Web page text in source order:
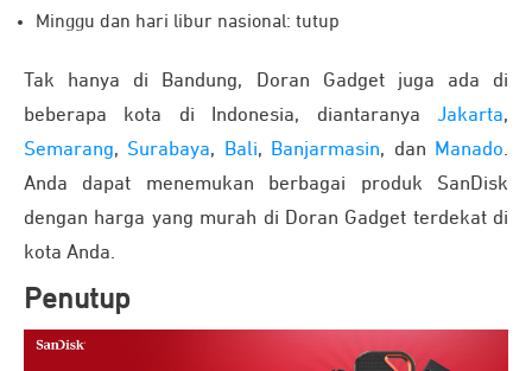
Minggu dan hari libur nasional: tutup
Tak hanya di Bandung, Doran Gadget juga ada di
beberapa kota di Indonesia, diantaranya Jakarta,
Semarang, Surabaya, Bali, Banjarmasin, dan Manado.
Anda dapat menemukan berbagai produk SanDisk
dengan harga yang murah di Doran Gadget terdekat di
kota Anda.
Penutup